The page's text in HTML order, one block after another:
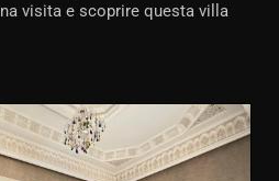
visita e scoprire questa villa